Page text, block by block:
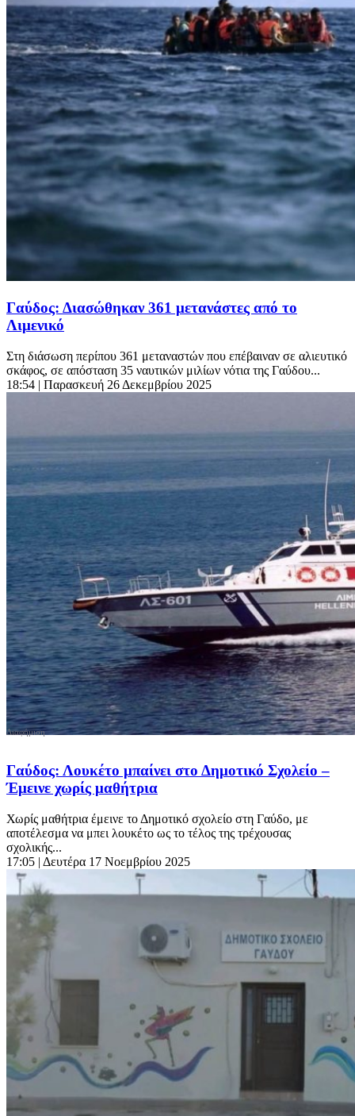
Γαύδος: Διασώθηκαν 361 μετανάστες από το
Λιμενικό
Στη διάσωση περίπου 361 μεταναστών που επέβαιναν σε αλιευτικό
σκάφος, σε απόσταση 35 ναυτικών μιλίων νότια της Γαύδου...
18:54 | Παρασκευή 26 Δεκεμβρίου 2025
Γαύδος: Λουκέτο μπαίνει στο Δημοτικό Σχολείο –
Έμεινε χωρίς μαθήτρια
Χωρίς μαθήτρια έμεινε το Δημοτικό σχολείο στη Γαύδο, με
αποτέλεσμα να μπει λουκέτο ως το τέλος της τρέχουσας
σχολικής...
17:05 | Δευτέρα 17 Νοεμβρίου 2025